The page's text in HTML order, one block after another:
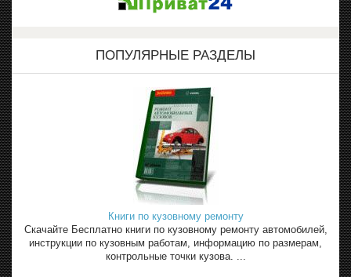
ПОПУЛЯРНЫЕ РАЗДЕЛЫ
Книги по кузовному ремонту
Скачайте Бесплатно книги по кузовному ремонту автомобилей,
инструкции по кузовным работам, информацию по размерам,
контрольные точки кузова. ...